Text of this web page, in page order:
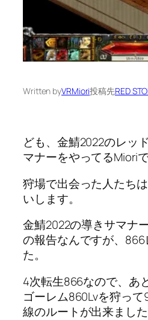
Written byVRMiori投稿先RED
ども、金鯖2022のレッ
マナーをやってるMioriで
狩場で出会った人たち
いします。
金鯖2022の導きサマナ
の報告なんですが、
た。
4次転生866なので、あ
ゴーレム860Lvを狩っ
線のルートが出来ました